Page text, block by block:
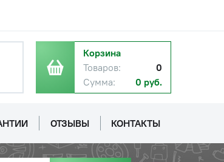
Корзина
Товаров:
0
Сумма:
0 руб.
ОТЗЫВЫ КОНТАКТЫ